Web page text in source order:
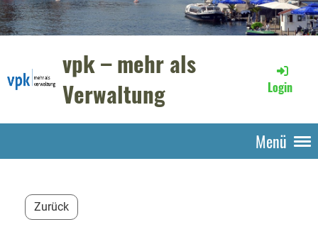
vpk – mehr als
Verwaltung
Login
Menü
Zurück